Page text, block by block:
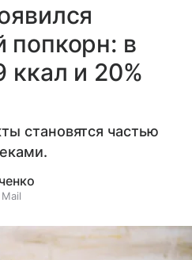
попкорн: в
ккал и 20%
становятся частью